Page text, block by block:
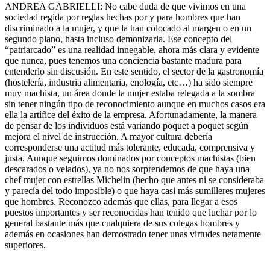
ANDREA GABRIELLI: No cabe duda de que vivimos en una
sociedad regida por reglas hechas por y para hombres que han
discriminado a la mujer, y que la han colocado al margen o en un
segundo plano, hasta incluso demonizarla. Ese concepto del
“patriarcado” es una realidad innegable, ahora más clara y evidente
que nunca, pues tenemos una conciencia bastante madura para
entenderlo sin discusión. En este sentido, el sector de la gastronomía
(hostelería, industria alimentaria, enología, etc…) ha sido siempre
muy machista, un área donde la mujer estaba relegada a la sombra
sin tener ningún tipo de reconocimiento aunque en muchos casos era
ella la artífice del éxito de la empresa. Afortunadamente, la manera
de pensar de los individuos está variando poquet a poquet según
mejora el nivel de instrucción. A mayor cultura debería
corresponderse una actitud más tolerante, educada, comprensiva y
justa. Aunque seguimos dominados por conceptos machistas (bien
descarados o velados), ya no nos sorprendemos de que haya una
chef mujer con estrellas Michelin (hecho que antes ni se consideraba
y parecía del todo imposible) o que haya casi más sumilleres mujeres
que hombres. Reconozco además que ellas, para llegar a esos
puestos importantes y ser reconocidas han tenido que luchar por lo
general bastante más que cualquiera de sus colegas hombres y
además en ocasiones han demostrado tener unas virtudes netamente
superiores.